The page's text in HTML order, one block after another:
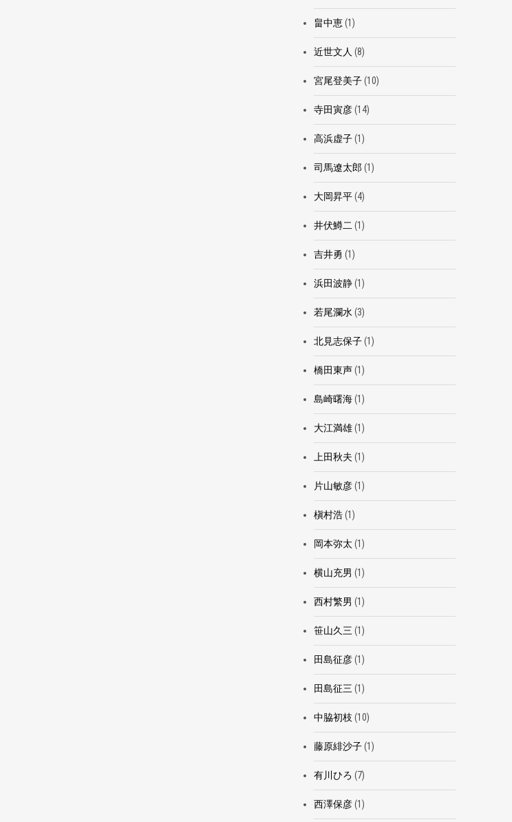
畠中恵(1)
近世文人 (8)
宮尾登美子(10)
寺田寅彦(14)
高浜虚子(1)
司馬遼太郎 (1)
大岡昇平(4)
井伏鱒二 (1)
吉井勇 (1)
浜田波静(1)
若尾瀾水 (3)
北見志保子(1)
橋田東声(1)
島崎曙海(1)
大江満雄(1)
上田秋夫 (1)
片山敏彦(1)
槇村浩(1)
岡本弥太 (1)
横山充男 (1)
西村繁男 (1)
笹山久三 (1)
田島征彦(1)
田島征三 (1)
中脇初枝 (10)
藤原緋沙子(1)
有川ひろ (7)
西澤保彦(1)